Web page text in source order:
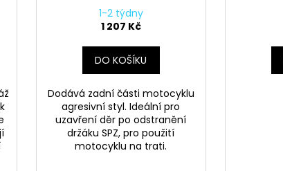
1-2 týdny
1 207 Kč
DO KOŠÍKU
Dodává zadní části motocyklu
agresivní styl. Ideální pro
uzavření děr po odstranění
držáku SPZ, pro použití
motocyklu na trati.